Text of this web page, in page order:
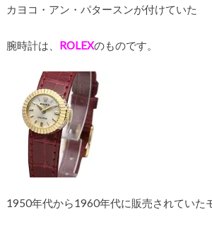
カヨコ・アン・パタースンが付けていた
腕時計は、 ROLEXのものです。
1950年代から1960年代に販売されていた